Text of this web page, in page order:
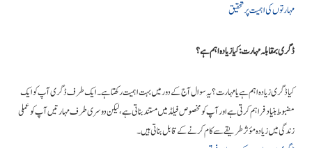
مہارتوں کی اہمیت پر تحقیق
ڈگری بمقابلہ مہارت: کیا زیادہ اہم ہے؟
کیا ڈگری زیادہ اہم ہے یا مہارت؟ یہ سوال آج کے دور میں بہت اہمیت رکھتا ہے۔ ایک طرف ڈگری آپ کو ایک
مضبوط بنیاد فراہم کرتی ہے اور آپ کو مخصوص فیلڈ میں مستند بناتی ہے، لیکن دوسری طرف مہارتیں آپ کو عملی
زندگی میں زیادہ مؤثر طریقے سے کام کرنے کے قابل بناتی ہیں۔